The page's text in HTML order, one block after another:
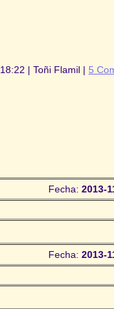
18:22 | Toñi Flamil | 5
Fecha: 2013-
Fecha: 2013-